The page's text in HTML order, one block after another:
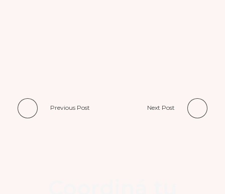
Previous Post Next Post